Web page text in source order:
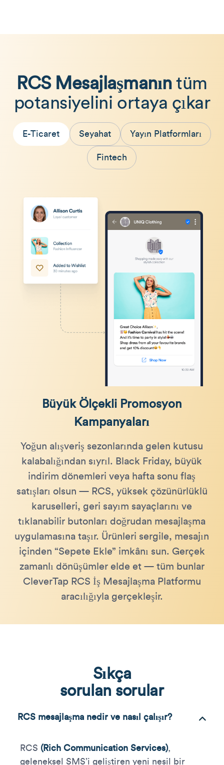
RCS Mesajlaşmanıntüm
potansiyelini ortaya çıkar
E-Ticaret Seyahat Yayın Platformları
Fintech
Büyük Ölçekli Promosyon
Kampanyaları
Yoğun alışveriş sezonlarında gelen kutusu
kalabalığından sıyrıl. Black Friday, büyük
indirim dönemleri veya hafta sonu flaş
satışları olsun — RCS, yüksek çözünürlüklü
karuselleri, geri sayım sayaçlarını ve
tıklanabilir butonları doğrudan mesajlaşma
uygulamasına taşır. Ürünleri sergile, mesajın
içinden “Sepete Ekle” imkânı sun. Gerçek
zamanlı dönüşümler elde et — tüm bunlar
CleverTap RCS İş Mesajlaşma Platformu
aracılığıyla gerçekleşir.
Sıkça
sorulan sorular
RCS mesajlaşma nedir ve nasıl çalışır?
RCS (Rich Communication Services),
geleneksel SMS’i geliştiren yeni nesil bir